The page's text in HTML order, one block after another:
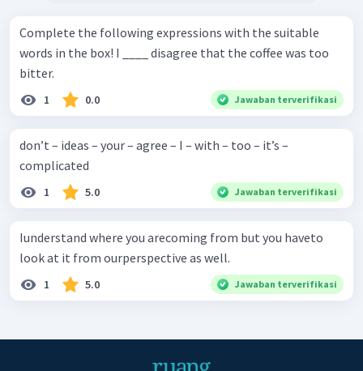
Complete the following expressions with the suitable
words in the box! I ____ disagree that the coffee was too
bitter.
1 0.0 Jawaban terverifikasi
don’t – ideas – your – agree – I – with – too – it’s –
complicated
1 5.0 Jawaban terverifikasi
Iunderstand where you arecoming from but you haveto
look at it from ourperspective as well.
1 5.0 Jawaban terverifikasi